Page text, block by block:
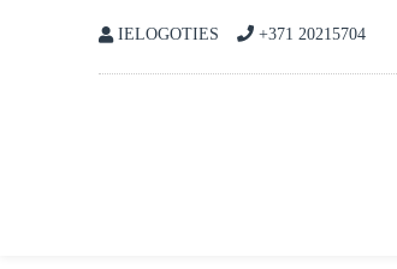
IELOGOTIES +371 20215704